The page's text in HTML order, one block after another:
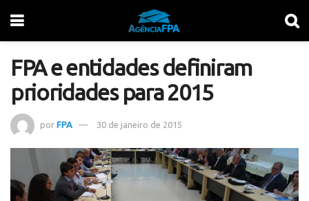
FPA e entidades definiram
prioridades para 2015
por FPA 30 de janeiro de 2015